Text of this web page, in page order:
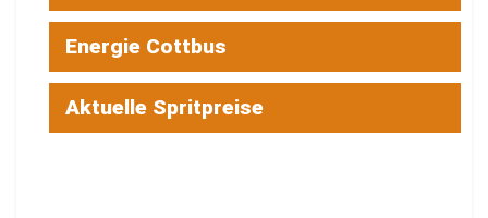
Energie Cottbus
Aktuelle Spritpreise